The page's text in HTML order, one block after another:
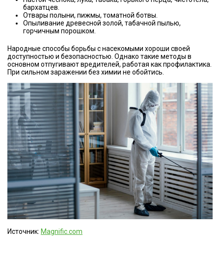
бархатцев.
Отвары полыни, пижмы, томатной ботвы.
Опыливание древесной золой, табачной пылью,
горчичным порошком.
Народные способы борьбы с насекомыми хороши своей
доступностью и безопасностью. Однако такие методы в
основном отпугивают вредителей, работая как профилактика.
При сильном заражении без химии не обойтись.
Источник: Magnific.com